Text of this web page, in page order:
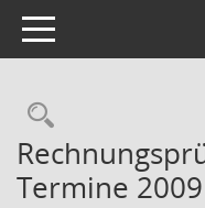
Toggle navigation
Termine 2009